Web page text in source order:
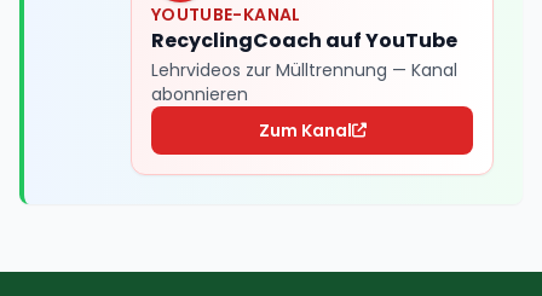
YOUTUBE-KANAL
RecyclingCoach auf YouTube
Lehrvideos zur Mülltrennung — Kanal
abonnieren
Zum Kanal